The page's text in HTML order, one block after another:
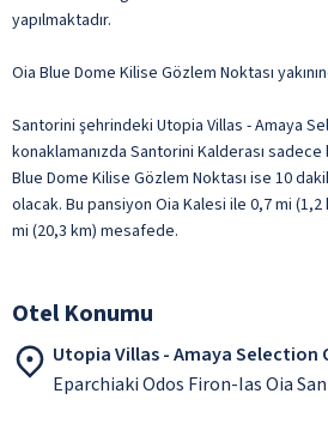
yapılmaktadır.
Oia Blue Dome Kilise Gözlem Noktası
Santorini şehrindeki Utopia Villas - Amaya
konaklamanızda Santorini Kalderası
Blue Dome Kilise Gözlem Noktası ise 10
olacak. Bu pansiyon Oia Kalesi ile 0,7 mi (1,2
mi (20,3 km) mesafede.
Otel Konumu
Utopia Villas - Amaya Selection
Eparchiaki Odos Firon-Ias Oia